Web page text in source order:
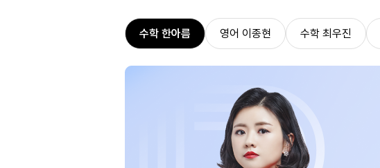
수학 한아름 영어 이종현 수학 최우진